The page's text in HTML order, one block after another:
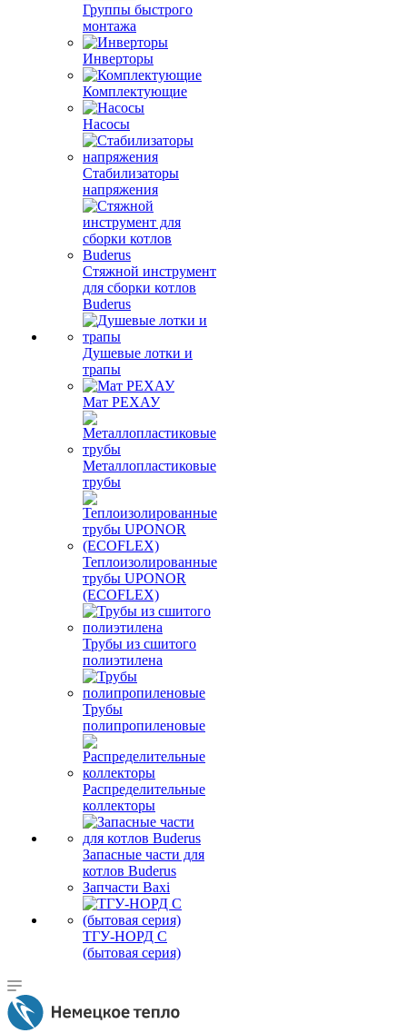
Группы быстрого
монтажа
Инверторы
Комплектующие
Насосы
Стабилизаторы
напряжения
Стяжной инструмент
для сборки котлов
Buderus
Душевые лотки и
трапы
Мат РЕХАУ
Металлопластиковые
трубы
Теплоизолированные
трубы UPONOR
(ECOFLEX)
Трубы из сшитого
полиэтилена
Трубы
полипропиленовые
Распределительные
коллекторы
Запасные части для
котлов Buderus
Запчасти Baxi
ТГУ-НОРД С
(бытовая серия)